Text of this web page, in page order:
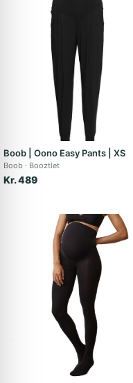
Boob | Oono Easy Pants | XS
Boob Booztlet
Kr. 489